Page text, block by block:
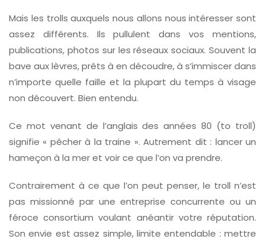
Mais les trolls auxquels nous allons nous intéresser sont
assez différents. Ils pullulent dans vos mentions,
publications, photos sur les réseaux sociaux. Souvent la
bave aux lèvres, prêts à en découdre, à s’immiscer dans
n’importe quelle faille et la plupart du temps à visage
non découvert. Bien entendu.
Ce mot venant de l’anglais des années 80 (to troll)
signifie « pêcher à la traine ». Autrement dit : lancer un
hameçon à la mer et voir ce que l’on va prendre.
Contrairement à ce que l’on peut penser, le troll n’est
pas missionné par une entreprise concurrente ou un
féroce consortium voulant anéantir votre réputation.
Son envie est assez simple, limite entendable : mettre